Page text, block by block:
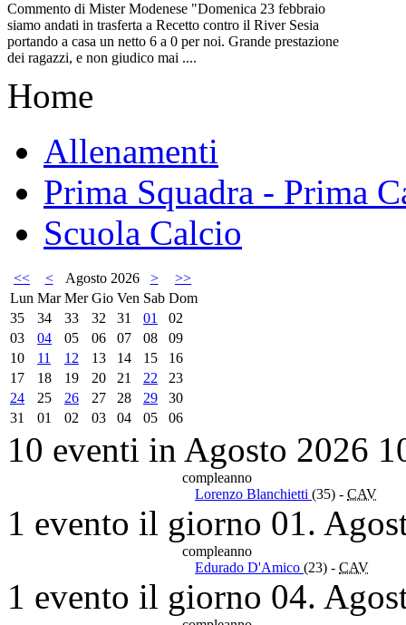
Commento di Mister Modenese "Domenica 23 febbraio
siamo andati in trasferta a Recetto contro il River Sesia
portando a casa un netto 6 a 0 per noi. Grande prestazione
dei ragazzi, e non giudico mai ....
Home
Allenamenti
Prima Squadra - Prima
Scuola Calcio
<< < Agosto 2026 >
>>
Lun Mar Mer Gio Ven Sab Dom
35
34 33 32 31 01
02
03
04 05 06 07 08
09
10
11 12 13 14 15
16
17
18 19 20 21 22
23
24
25 26 27 28 29
30
31
01 02 03 04 05 06
10 eventi in Agosto 2026
compleanno
Lorenzo Blanchietti (35) - CAV
1 evento il giorno 01.
compleanno
Edurado D'Amico (23) - CAV
1 evento il giorno 04.